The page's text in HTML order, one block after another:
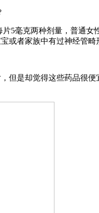
5毫克两种剂量，普通
或者家族中有过神经管
但是却觉得这些药品很